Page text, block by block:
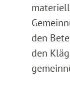
den
den